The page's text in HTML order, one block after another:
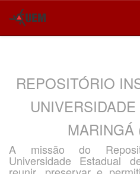
REPOSITÓRIO
MARINGÁ
A missão do
Universidade Estadual